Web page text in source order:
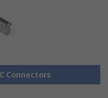
Connectors